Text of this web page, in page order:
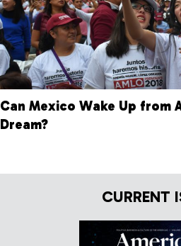
Can Mexico Wake Up from
Dream?
CURRENT